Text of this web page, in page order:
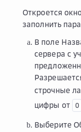
Откроется
заполнить
В поле
сервера c
строчные
цифры от
0
Выберите